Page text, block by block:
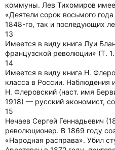
коммуны. Лев Тихомиров
«Деятели сорок восьмого
1848-го, так и последующих
13
Имеется в виду книга Луи
французской революции» (Т.
14
Имеется в виду книга Н.
класса в России. Наблюдения
Н. Флеровский (наст. имя
1918) — русский экономист,
15
Нечаев Сергей Геннадьевич
революционер. В 1869 году
«Народная расправа». Убил